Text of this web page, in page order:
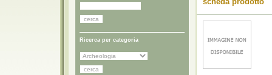
Ricerca per categoria